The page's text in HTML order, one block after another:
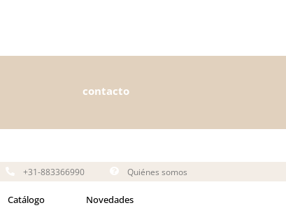
contacto
+31-883366990 Quiénes somos
Catálogo Novedades